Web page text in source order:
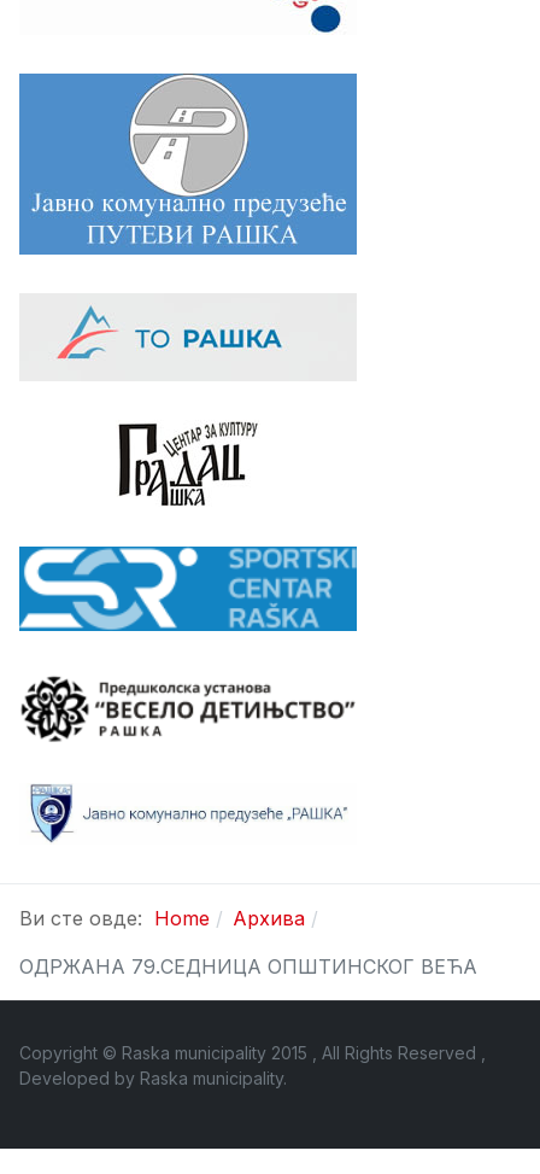
Ви сте овде: Home
Архива
ОДРЖАНА 79.СЕДНИЦА ОПШТИНСКОГ ВЕЋА
Copyright © Raska municipality 2015 , All Rights Reserved ,
Developed by Raska municipality.